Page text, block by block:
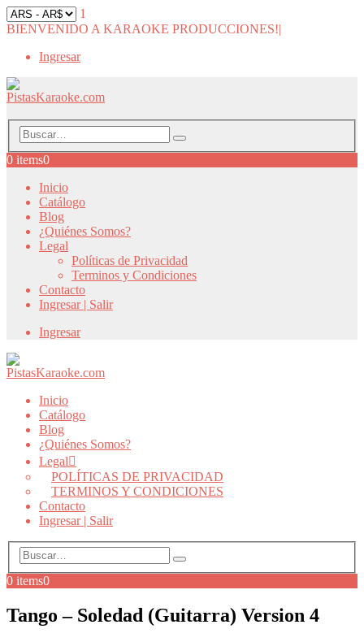
1
BIENVENIDO A KARAOKE PRODUCCIONES!|
Ingresar
0 items0
Inicio
Catálogo
Blog
¿Quiénes Somos?
Legal
Políticas de Privacidad
Terminos y Condiciones
Contacto
Ingresar | Salir
Ingresar
Inicio
Catálogo
Blog
¿Quiénes Somos?
Legal
POLÍTICAS DE PRIVACIDAD
TERMINOS Y CONDICIONES
Contacto
Ingresar | Salir
0 items0
Tango – Soledad (Guitarra) Version 4